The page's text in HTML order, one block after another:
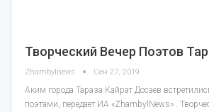
Творческий Вечер Поэтов
Zhambylnews Сен 27, 2019
Аким города Тараза Кайрат Досаев
поэтами, передает ИА «ZhambylNews» .